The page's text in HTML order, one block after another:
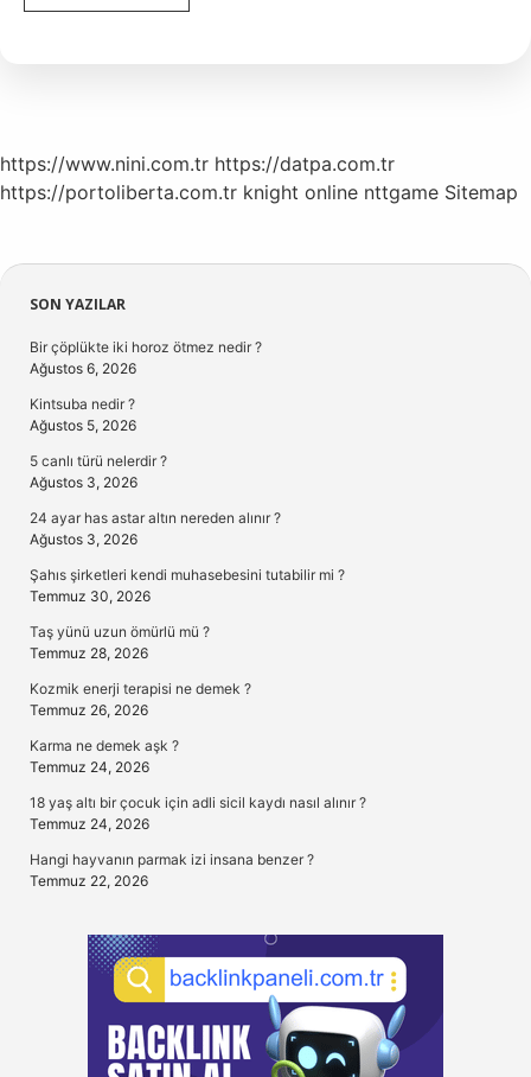
Türk
https://www.nini.com.tr https://datpa.com.tr
https://portoliberta.com.tr knight online nttgame Sitemap
Sidebar
SON YAZILAR
Bir çöplükte iki horoz ötmez nedir ?
Ağustos 6, 2026
Kintsuba nedir ?
Ağustos 5, 2026
5 canlı türü nelerdir ?
Ağustos 3, 2026
24 ayar has astar altın nereden alınır ?
Ağustos 3, 2026
Şahıs şirketleri kendi muhasebesini tutabilir mi ?
Temmuz 30, 2026
Taş yünü uzun ömürlü mü ?
Temmuz 28, 2026
Kozmik enerji terapisi ne demek ?
Temmuz 26, 2026
Karma ne demek aşk ?
Temmuz 24, 2026
18 yaş altı bir çocuk için adli sicil kaydı nasıl alınır ?
Temmuz 24, 2026
Hangi hayvanın parmak izi insana benzer ?
Temmuz 22, 2026